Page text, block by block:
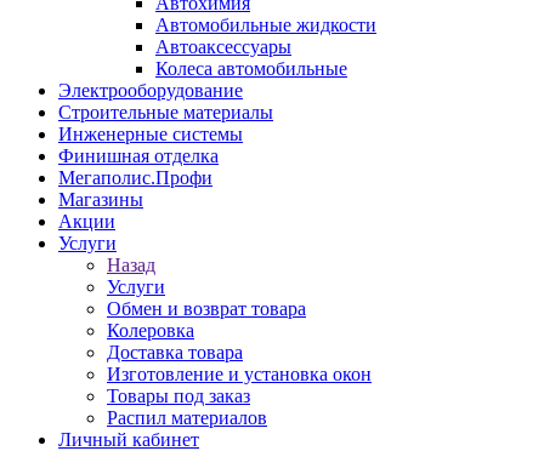
Автомобильные жидкости
Автоаксессуары
Колеса автомобильные
Электрооборудование
Строительные материалы
Инженерные системы
Финишная отделка
Мегаполис.Профи
Магазины
Акции
Услуги
Назад
Услуги
Обмен и возврат товара
Колеровка
Доставка товара
Изготовление и установка окон
Товары под заказ
Распил материалов
Личный кабинет